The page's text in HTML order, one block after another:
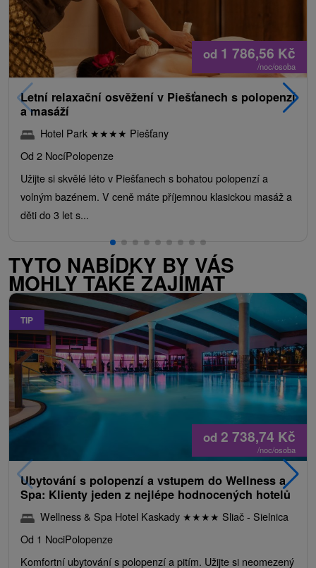
od 1 786,56 Kč
/noc/osoba
Letní relaxační osvěžení v Piešťanech s polopenzí
a masáží
Hotel Park ★★★★ Piešťany
Od 2 NocíPolopenze
Užijte si skvělé léto v Piešťanech s bohatou polopenzí a
volným bazénem. V ceně máte příjemnou klasickou masáž a
děti do 3 let s...
TYTO NABÍDKY BY VÁS
MOHLY TAKÉ ZAJÍMAT
TIP
od 2 738,74 Kč
/noc/osoba
Ubytování s polopenzí a vstupem do Wellness a
Spa: Klienty jeden z nejlépe hodnocených hotelů
Wellness & Spa Hotel Kaskady ★★★★ Sliač - Sielnica
Od 1 NociPolopenze
Komfortní ubytování s polopenzí a pitím. Užijte si neomezený